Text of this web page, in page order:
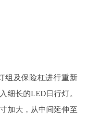
组及保险杠进行重新
细长的LED日行灯。
加大，从中间延伸至